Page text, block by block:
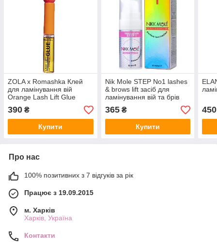
ZOLA x Romashka Клей
для ламінування вій
Orange Lash Lift Glue
Strong Fix 5 мл.
390 ₴
Купити
Nik Mole STEP No1 lashes
& brows lift засіб для
ламінування вій та брів
365₴
Купити
450
Про нас
100% позитивних з 7 відгуків за рік
Працює з 19.09.2015
м. Харків
Харків, Україна
Контакти